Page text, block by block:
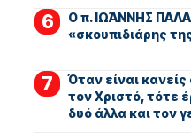
Ο π. ΙΩΆΝΝΗΣ
«σκουπιδιάρης
Όταν είναι
τον Χριστό, τότε
δυό άλλα και τον